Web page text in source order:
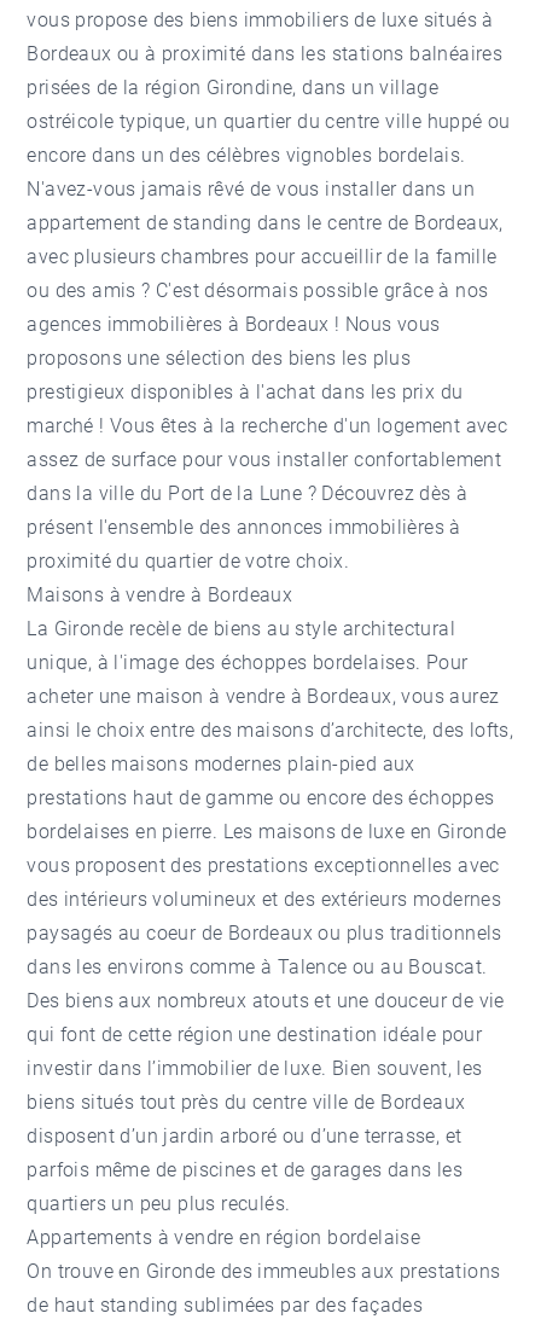
vous propose des biens immobiliers de luxe situés à
Bordeaux ou à proximité dans les stations balnéaires
prisées de la région Girondine, dans un village
ostréicole typique, un quartier du centre ville huppé ou
encore dans un des célèbres vignobles bordelais.
N'avez-vous jamais rêvé de vous installer dans un
appartement de standing dans le centre de Bordeaux,
avec plusieurs chambres pour accueillir de la famille
ou des amis ? C'est désormais possible grâce à nos
agences immobilières à Bordeaux ! Nous vous
proposons une sélection des biens les plus
prestigieux disponibles à l'achat dans les prix du
marché ! Vous êtes à la recherche d'un logement avec
assez de surface pour vous installer confortablement
dans la ville du Port de la Lune ? Découvrez dès à
présent l'ensemble des annonces immobilières à
proximité du quartier de votre choix.
Maisons à vendre à Bordeaux
La Gironde recèle de biens au style architectural
unique, à l'image des échoppes bordelaises. Pour
acheter une maison à vendre à Bordeaux, vous aurez
ainsi le choix entre des maisons d’architecte, des lofts,
de belles maisons modernes plain-pied aux
prestations haut de gamme ou encore des échoppes
bordelaises en pierre. Les maisons de luxe en Gironde
vous proposent des prestations exceptionnelles avec
des intérieurs volumineux et des extérieurs modernes
paysagés au coeur de Bordeaux ou plus traditionnels
dans les environs comme à Talence ou au Bouscat.
Des biens aux nombreux atouts et une douceur de vie
qui font de cette région une destination idéale pour
investir dans l’immobilier de luxe. Bien souvent, les
biens situés tout près du centre ville de Bordeaux
disposent d’un jardin arboré ou d’une terrasse, et
parfois même de piscines et de garages dans les
quartiers un peu plus reculés.
Appartements à vendre en région bordelaise
On trouve en Gironde des immeubles aux prestations
de haut standing sublimées par des façades